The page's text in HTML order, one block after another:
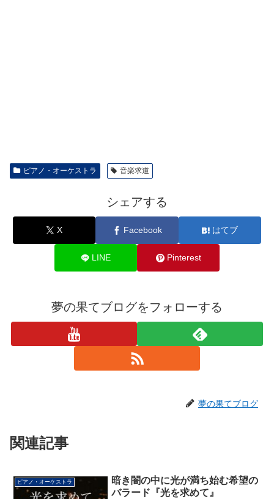
ピアノ・オーケストラ 音楽求道
シェアする
X Facebook はてブ
LINE Pinterest
夢の果てブログをフォローする
夢の果てブログ
関連記事
ピアノ・オーケストラ
暗き闇の中に光が満ち始む希望の
バラード『光を求めて』